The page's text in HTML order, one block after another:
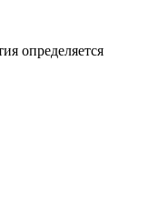
определяется